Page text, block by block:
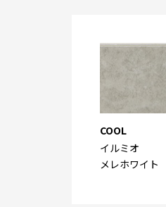
COOL
イルミオ
メレホワイト